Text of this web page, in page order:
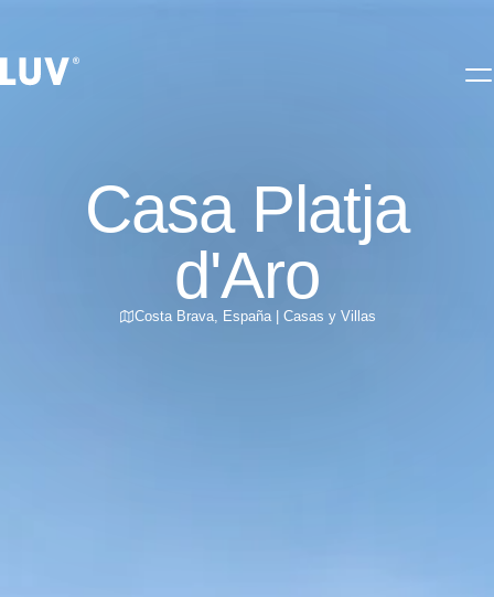
Casa Platja
d'Aro
Costa Brava, España| Casas y Villas